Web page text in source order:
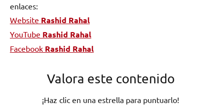
enlaces:
Website Rashid Rahal
YouTube Rashid Rahal
Facebook Rashid Rahal
Valora este contenido
¡Haz clic en una estrella para puntuarlo!